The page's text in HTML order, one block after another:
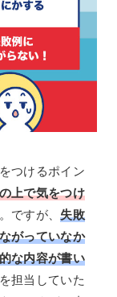
つけるポイン
上で気をつけ
ですが、失敗
がっていなか
な内容が書い
担当していた